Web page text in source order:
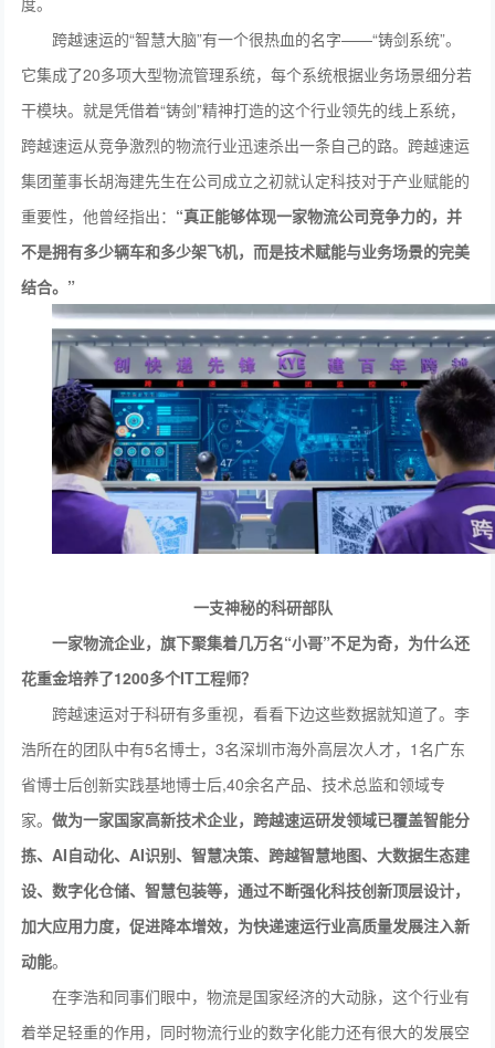
跨越速运的“智慧大脑”有一个很热血的名字——“铸剑系统”。
它集成了20多项大型物流管理系统，每个系统根据业务场景细分若
干模块。就是凭借着“铸剑”精神打造的这个行业领先的线上系统，
跨越速运从竞争激烈的物流行业迅速杀出一条自己的路。跨越速运
集团董事长胡海建先生在公司成立之初就认定科技对于产业赋能的
重要性，他曾经指出： “真正能够体现一家物流公司竞争力的，并
不是拥有多少辆车和多少架飞机，而是技术赋能与业务场景的完美
结合。”
一支神秘的科研部队
一家物流企业，旗下聚集着几万名“小哥”不足为奇，为什么还
花重金培养了1200多个IT工程师？
跨越速运对于科研有多重视，看看下边这些数据就知道了。李
浩所在的团队中有5名博士，3名深圳市海外高层次人才，1名广东
省博士后创新实践基地博士后,40余名产品、技术总监和领域专
家。做为一家国家高新技术企业， 跨越速运研发领域已覆盖智能分
拣、 AI自动化、AI识别、智慧决策、跨越智慧地图、大数据生态建
设、数字化仓储、智慧包装等，通过不断强化科技创新顶层设计，
加大应用力度，促进降本增效，为快递速运行业高质量发展注入新
动能。
在李浩和同事们眼中，物流是国家经济的大动脉，这个行业有
着举足轻重的作用，同时物流行业的数字化能力还有很大的发展空